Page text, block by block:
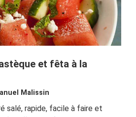
et fêta à la
Malissin
salé, rapide, facile à faire et